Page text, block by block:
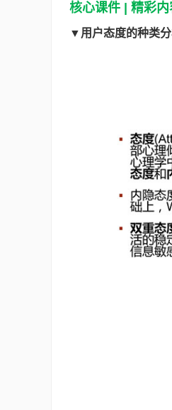
核心课件 | 精彩
▼ 用户态度的种类分